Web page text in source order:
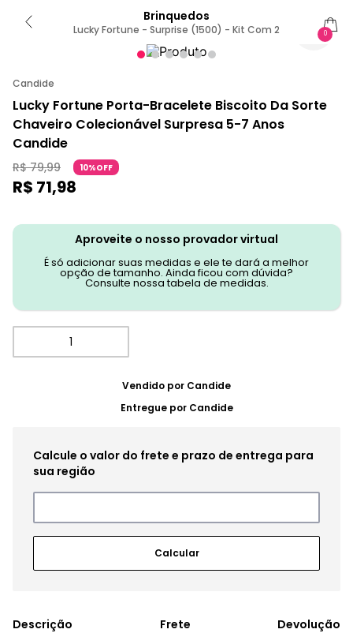
Brinquedos
Lucky Fortune - Surprise (1500) - Kit Com 2 0
Candide
Lucky Fortune Porta-Bracelete Biscoito Da Sorte
Chaveiro Colecionável Surpresa 5-7 Anos
Candide
R$ 79,99 10%OFF
R$ 71,98
Aproveite o nosso provador virtual
É só adicionar suas medidas e ele te dará a melhor
opção de tamanho. Ainda ficou com dúvida?
Consulte nossa tabela de medidas.
Vendido por Candide
Entregue por Candide
Frete Devolução